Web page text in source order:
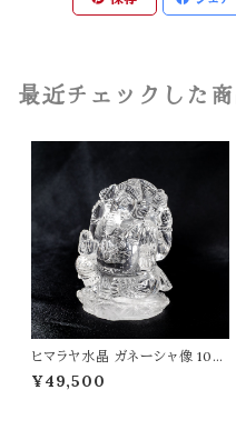
最近チェックした
ヒマラヤ水晶 ガネーシャ像 105
g インド 神様 財運 金運 高品質
パワーストーン 天然石 t0505
¥49,500